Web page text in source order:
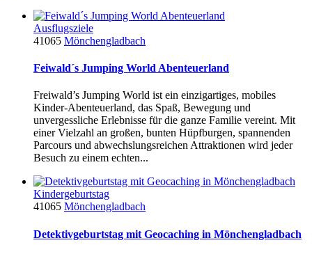
Ausflugsziele
41065 Mönchengladbach
Feiwald´s Jumping World Abenteuerland
Freiwald’s Jumping World ist ein einzigartiges, mobiles
Kinder-Abenteuerland, das Spaß, Bewegung und
unvergessliche Erlebnisse für die ganze Familie vereint. Mit
einer Vielzahl an großen, bunten Hüpfburgen, spannenden
Parcours und abwechslungsreichen Attraktionen wird jeder
Besuch zu einem echten...
Kindergeburtstag
41065 Mönchengladbach
Detektivgeburtstag mit Geocaching in Mönchengladbach